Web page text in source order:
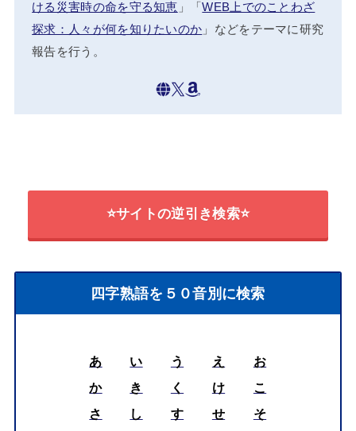
ける災害時の命を守る知恵 」「WEB上でのことわざ
探求：人々が何を知りたいのか 」などをテーマに研究
報告を行う。
⭐サイトの逆引き検索⭐
四字熟語を５０音別に検索
あ い う え
お
か
き く け
こ
さ
し す せ
そ